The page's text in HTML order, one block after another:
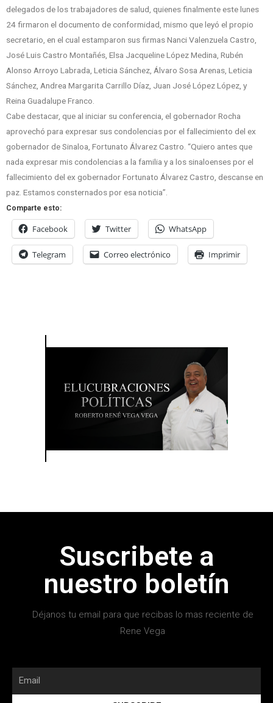
delegados de los trabajadores de salud, quienes finalmente este lunes
24 firmaron el documento de conformidad, mismo que leyó el propio
secretario, en el cual estamparon sus firmas Nanci Valenzuela Castro,
José Luis Castro Montañés, Elsa Jacqueline López Medina, Rubén
Alonso Arroyo Labrada, Leticia Sánchez, Álvaro Sosa Arenas, Leticia
Sánchez, Andrea Margarita Carrillo Díaz, Juan José López López, y
Reina Guadalupe Franco.
Cabe destacar, que al iniciar su conferencia, el gobernador Rocha
aprovechó para expresar sus condolencias por el fallecimiento del ex
gobernador de Sinaloa, Fortunato Álvarez Castro. “Quiero antes que
nada expresar mis condolencias a la familia y a los sinaloenses por el
fallecimiento del ex gobernador Fortunato Álvarez Castro, descanse en
paz. Estamos consternados por esa noticia”.
Comparte esto:
Facebook Twitter WhatsApp
Telegram Correo electrónico Imprimir
Suscribete a
nuestro boletín
Déjanos tu email para que recibas lo mas reciente de
Rene Vega